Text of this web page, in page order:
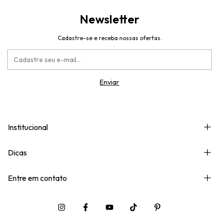
Newsletter
Cadastre-se e receba nossas ofertas.
Institucional
Dicas
Entre em contato